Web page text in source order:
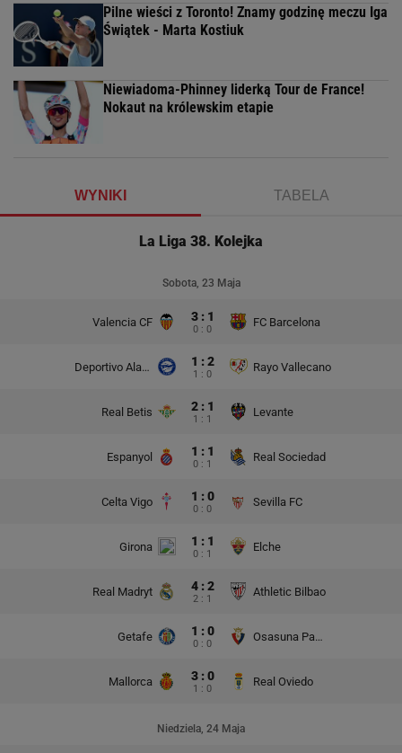
Pilne wieści z Toronto! Znamy godzinę meczu Iga
Świątek - Marta Kostiuk
Niewiadoma-Phinney liderką Tour de France!
Nokaut na królewskim etapie
WYNIKI TABELA
La Liga 38. Kolejka
Sobota, 23 Maja
Valencia CF 3 : 1
0 : 0
FC Barcelona
Deportivo Alaves 1 : 2
1 : 0
Rayo Vallecano
Real Betis 2 : 1
1 : 1
Levante
Espanyol 1 : 1
0 : 1
Real Sociedad
Celta Vigo 1 : 0
0 : 0
Sevilla FC
Girona 1 : 1
0 : 1
Elche
Real Madryt 4 : 2
2 : 1
Athletic Bilbao
Getafe 1 : 0
0 : 0
Osasuna Pampeluna
Mallorca 3 : 0
1 : 0
Real Oviedo
Niedziela, 24 Maja